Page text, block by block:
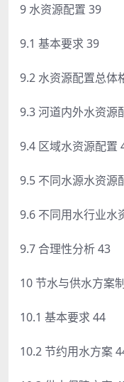
9 水资源配置 39
9.1 基本要求 39
9.2 水资源配置总体
9.3 河道内外水资源
9.4 区域水资源配置
9.5 不同水源水资源
9.6 不同用水行业水
9.7 合理性分析 43
10 节水与供水方案
10.1 基本要求 44
10.2 节约用水方案